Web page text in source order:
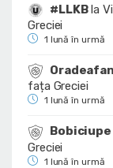
#LLKBla
Greciei
1 lună în urmă
Oradeafan
fața Greciei
1 lună în urmă
Bobiciupe
Greciei
1 lună în urmă